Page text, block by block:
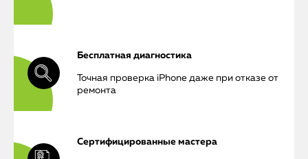
Бесплатная диагностика
Точная проверка iPhone даже при отказе от
ремонта
Сертифицированные мастера